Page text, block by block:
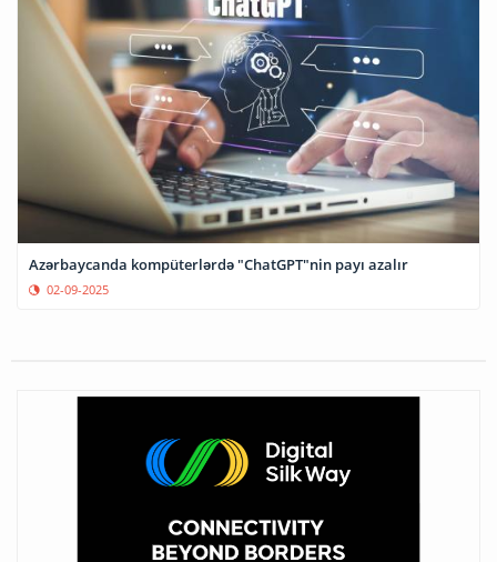
Azərbaycanda kompüterlərdə "ChatGPT"nin payı azalır
02-09-2025